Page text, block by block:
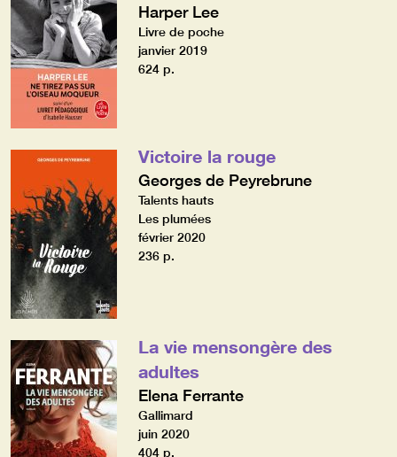
Harper Lee
Livre de poche
janvier 2019
624 p.
Victoire la rouge
Georges de Peyrebrune
Talents hauts
Les plumées
février 2020
236 p.
La vie mensongère des
adultes
Elena Ferrante
Gallimard
juin 2020
404 p.